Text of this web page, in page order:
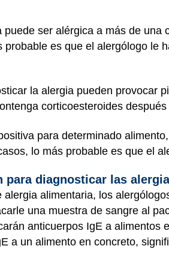
ser alérgica a más de
es que el alergólogo le
la alergia pueden provocar
corticoesteroides
para determinado
lo más probable es que el
para diagnosticar las
alimentaria, los
una muestra de sangre al
anticuerpos IgE a alimentos
a un alimento en concreto,